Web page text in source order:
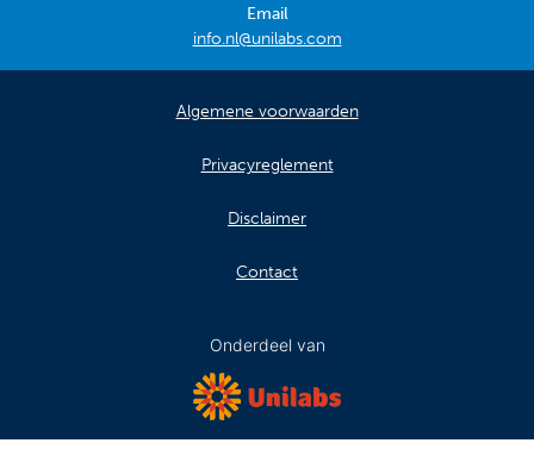
Email
info.nl@unilabs.com
Algemene voorwaarden
Privacyreglement
Disclaimer
Contact
Onderdeel van